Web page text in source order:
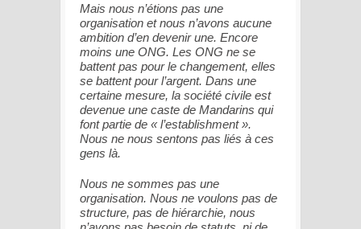
Mais nous n’étions pas une
organisation et nous n’avons aucune
ambition d’en devenir une. Encore
moins une ONG. Les ONG ne se
battent pas pour le changement, elles
se battent pour l’argent. Dans une
certaine mesure, la société civile est
devenue une caste de Mandarins qui
font partie de « l’establishment ».
Nous ne nous sentons pas liés à ces
gens là.
Nous ne sommes pas une
organisation. Nous ne voulons pas de
structure, pas de hiérarchie, nous